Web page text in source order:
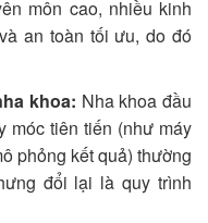
môn cao, nhiều kinh
an toàn tối ưu, do đó
khoa: Nha khoa đầu
móc tiên tiến (như máy
phỏng kết quả) thường
đổi lại là quy trình